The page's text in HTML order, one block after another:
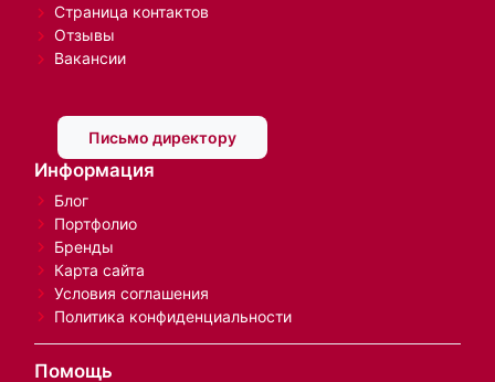
Страница контактов
Отзывы
Вакансии
Письмо директору
Информация
Блог
Портфолио
Бренды
Карта сайта
Условия соглашения
Политика конфиденциальности
Помощь